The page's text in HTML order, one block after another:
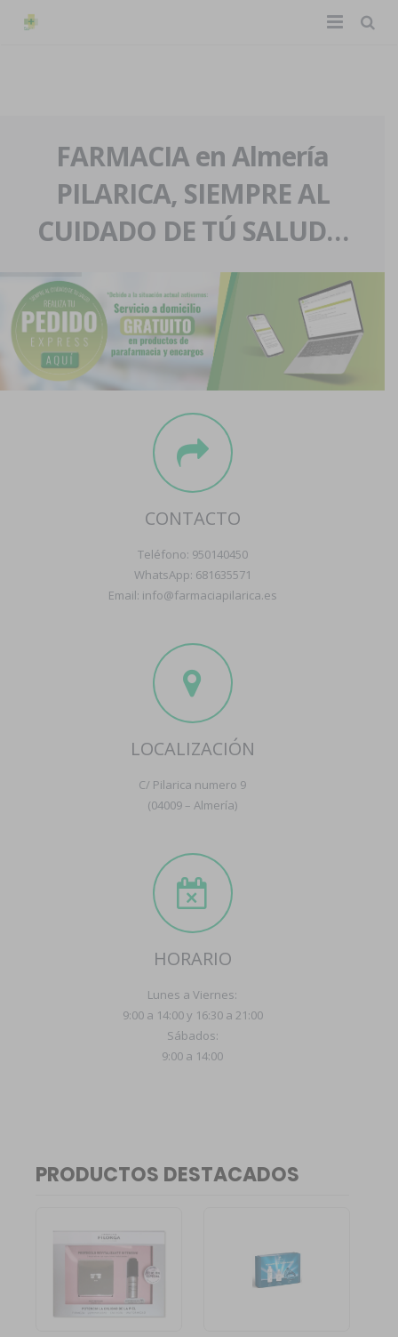
La farmacia
Nuestra historia
Nuestro equipo
Eventos
Servicios y reservas
Pedidos express
Blog
Contacto
Boletín
FARMACIA en Almería
PILARICA, SIEMPRE AL
CUIDADO DE TÚ SALUD…
CONTACTO
Teléfono: 950140450
WhatsApp: 681635571
Email: info@farmaciapilarica.es
LOCALIZACIÓN
C/ Pilarica numero 9
(04009 – Almería)
HORARIO
Lunes a Viernes:
9:00 a 14:00 y 16:30 a 21:00
Sábados:
9:00 a 14:00